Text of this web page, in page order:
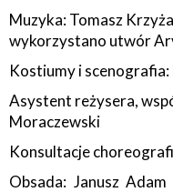
Muzyka: Tomasz
wykorzystano utwór
Kostiumy i
Asystent reżysera,
Moraczewski
Konsultacje
Obsada: Janusz